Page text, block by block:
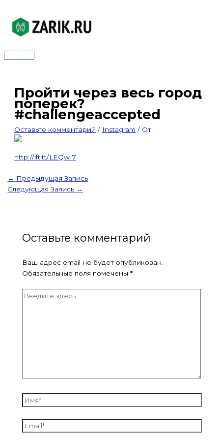
содержимому
Главное
Пройти через весь город
поперек?
#challengeaccepted
Оставьте комментарий / Instagram / От
http://ift.tt/LEQwI7
← Предыдущая Запись
Следующая Запись →
Оставьте комментарий
Ваш адрес email не будет опубликован.
Обязательные поля помечены *
Введите
Имя*
Email*